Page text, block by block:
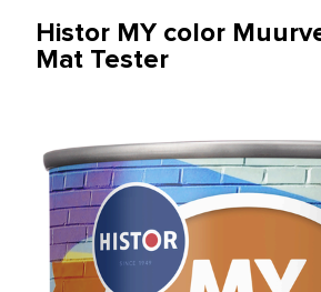
Histor MY color
Mat Tester